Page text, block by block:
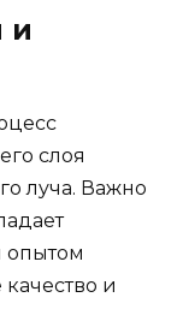
и
слоя
луча. Важно
опытом
и